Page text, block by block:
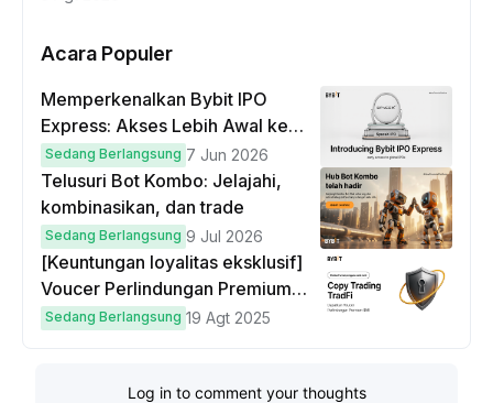
Acara Populer
Memperkenalkan Bybit IPO
Express: Akses Lebih Awal ke
IPO Global!
Sedang Berlangsung 7 Jun 2026
Telusuri Bot Kombo: Jelajahi,
kombinasikan, dan trade
Sedang Berlangsung 9 Jul 2026
[Keuntungan loyalitas eksklusif]
Voucer Perlindungan Premium
hingga $50
Sedang Berlangsung 19 Agt 2025
Log in to comment your thoughts